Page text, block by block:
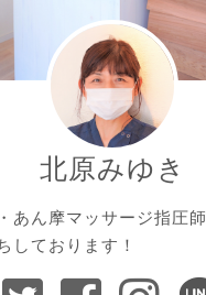
北原みゆき
あん摩マッサージ指圧師
しております！